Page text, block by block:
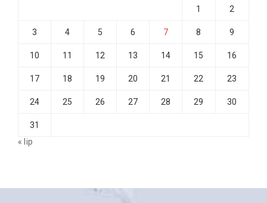
1 2
3 4 5 6 7 8 9
10 11 12 13 14 15 16
17 18 19 20 21 22 23
24 25 26 27 28 29 30
31
« lip